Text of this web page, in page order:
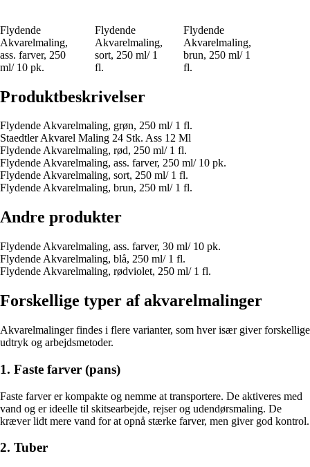
Flydende
Akvarelmaling,
ass. farver, 250
ml/ 10 pk.
Flydende
Akvarelmaling,
sort, 250 ml/ 1
fl.
Flydende
Akvarelmaling,
brun, 250 ml/ 1
fl.
Produktbeskrivelser
Flydende Akvarelmaling, grøn, 250 ml/ 1 fl.
Staedtler Akvarel Maling 24 Stk. Ass 12 Ml
Flydende Akvarelmaling, rød, 250 ml/ 1 fl.
Flydende Akvarelmaling, ass. farver, 250 ml/ 10 pk.
Flydende Akvarelmaling, sort, 250 ml/ 1 fl.
Flydende Akvarelmaling, brun, 250 ml/ 1 fl.
Andre produkter
Flydende Akvarelmaling, ass. farver, 30 ml/ 10 pk.
Flydende Akvarelmaling, blå, 250 ml/ 1 fl.
Flydende Akvarelmaling, rødviolet, 250 ml/ 1 fl.
Forskellige typer af akvarelmalinger
Akvarelmalinger findes i flere varianter, som hver især giver forskellige
udtryk og arbejdsmetoder.
1. Faste farver (pans)
Faste farver er kompakte og nemme at transportere. De aktiveres med
vand og er ideelle til skitsearbejde, rejser og udendørsmaling. De
kræver lidt mere vand for at opnå stærke farver, men giver god kontrol.
2. Tuber